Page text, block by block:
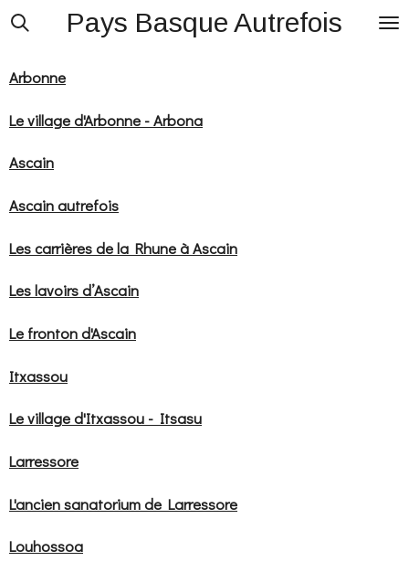
Passer
contenu
Pays Basque Autrefois
Arbonne
Le village d'Arbonne - Arbona
Ascain
Ascain autrefois
Les carrières de la Rhune à Ascain
Les lavoirs d’Ascain
Le fronton d'Ascain
Itxassou
Le village d'Itxassou - Itsasu
Larressore
L'ancien sanatorium de Larressore
Louhossoa